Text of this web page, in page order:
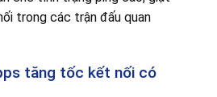
trong các trận đấu quan
tăng tốc kết nối có